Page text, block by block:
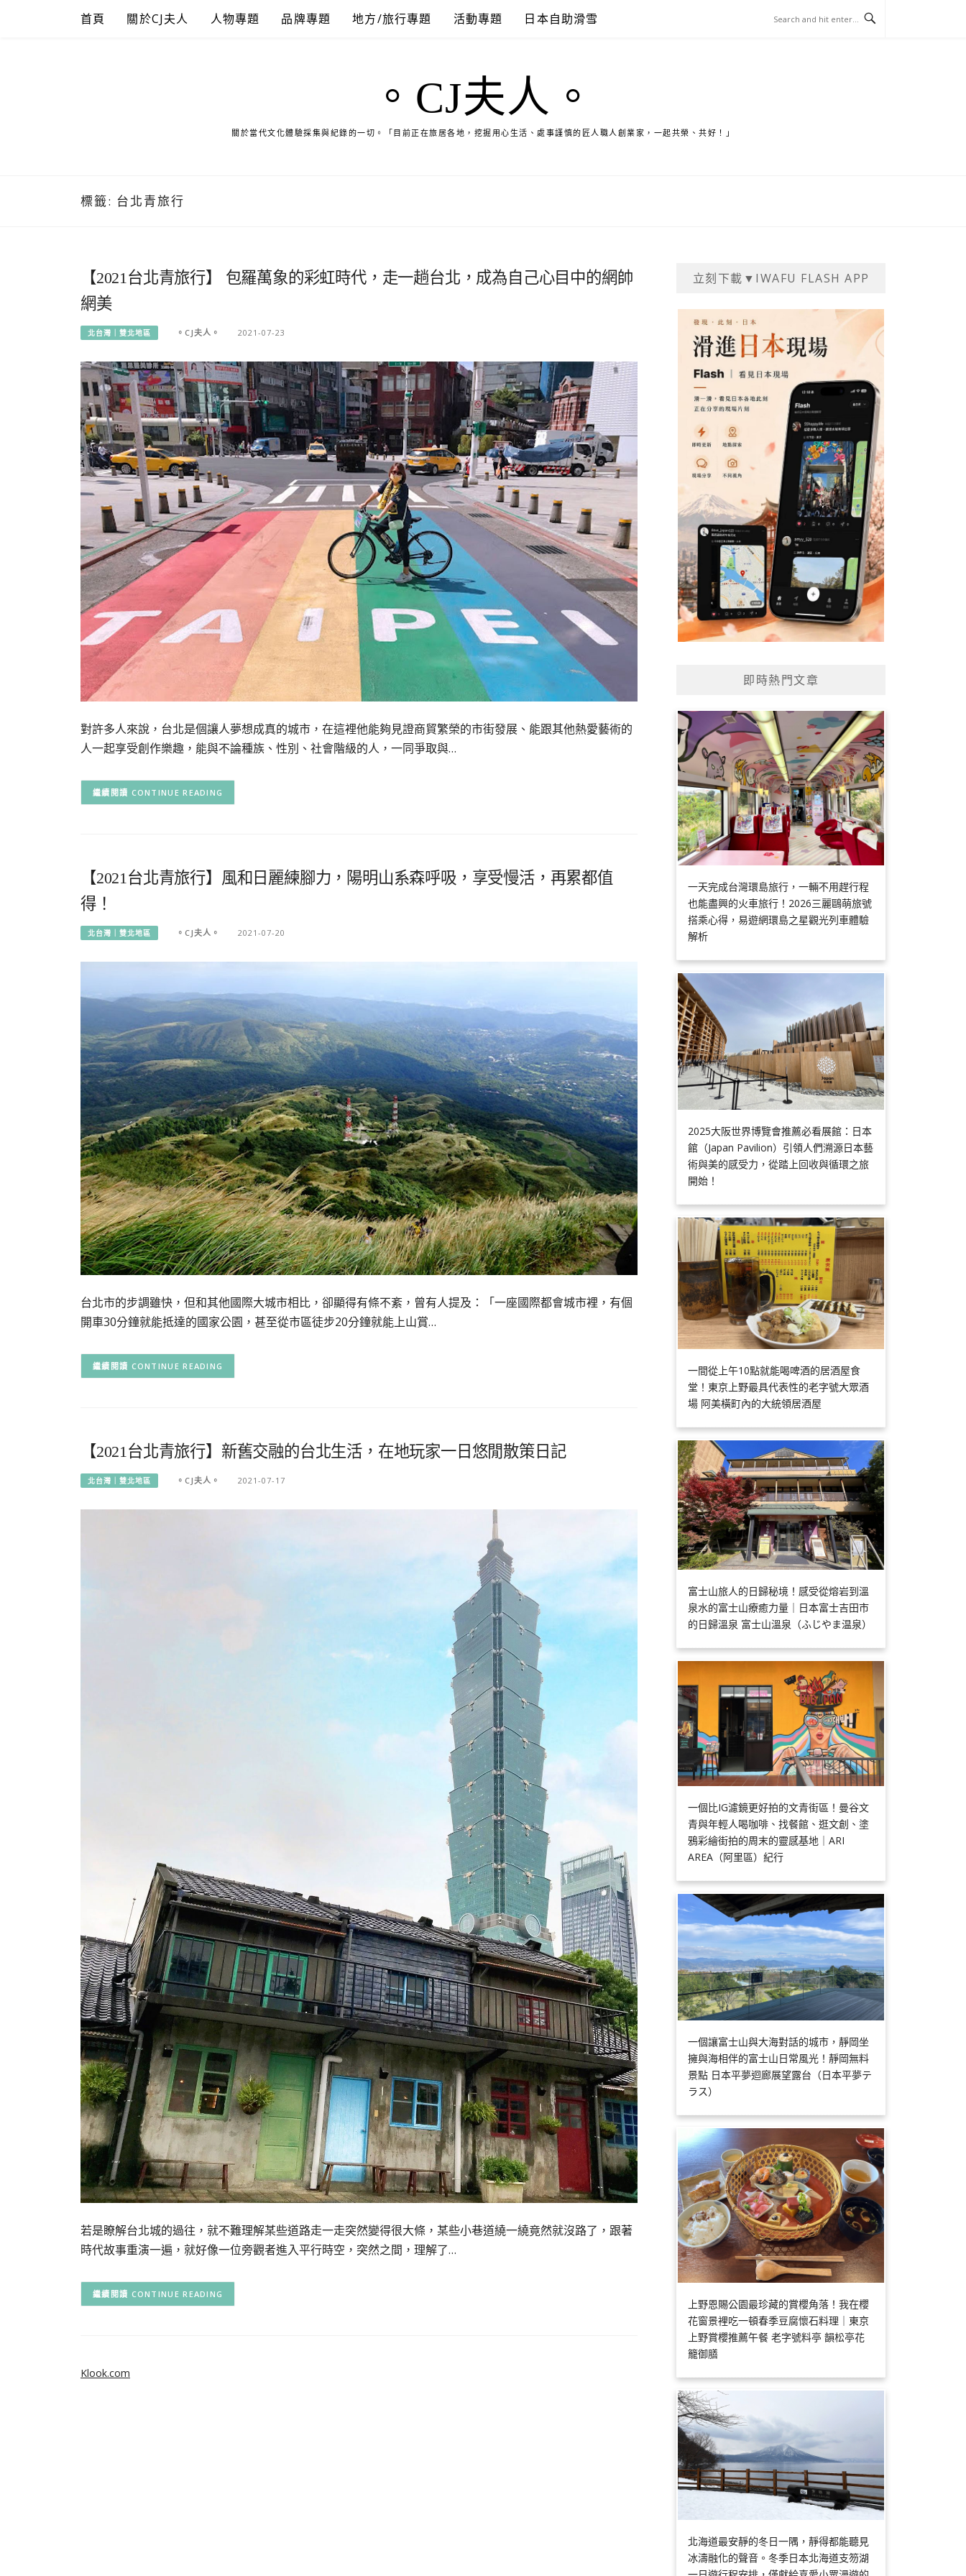
首頁 關於CJ夫人 人物專題 品牌專題 地方/旅行專題 活動專題 日本自助滑雪
。CJ夫人。
關於當代文化體驗採集與紀錄的一切。「目前正在旅居各地，挖掘用心生活、處事謹慎的匠人職人創業家，一起共榮、共好！」
標籤: 台北青旅行
【2021台北青旅行】 包羅萬象的彩虹時代，走一趟台北，成為自己心目中的網帥
網美
北台灣｜雙北地區 。CJ夫人。 2021-07-23
對許多人來說，台北是個讓人夢想成真的城市，在這裡他能夠見證商貿繁榮的市街發展、能跟其他熱愛藝術的
人一起享受創作樂趣，能與不論種族、性別、社會階級的人，一同爭取與…
CONTINUE READING
【2021台北青旅行】風和日麗練腳力，陽明山系森呼吸，享受慢活，再累都值
得！
北台灣｜雙北地區 。CJ夫人。 2021-07-20
台北市的步調雖快，但和其他國際大城市相比，卻顯得有條不紊，曾有人提及：「一座國際都會城市裡，有個
開車30分鐘就能抵達的國家公園，甚至從市區徒步20分鐘就能上山賞…
CONTINUE READING
【2021台北青旅行】新舊交融的台北生活，在地玩家一日悠閒散策日記
北台灣｜雙北地區 。CJ夫人。 2021-07-17
若是瞭解台北城的過往，就不難理解某些道路走一走突然變得很大條，某些小巷道繞一繞竟然就沒路了，跟著
時代故事重演一遍，就好像一位旁觀者進入平行時空，突然之間，理解了…
CONTINUE READING
立刻下載▼IWAFU FLASH APP
即時熱門文章
一天完成台灣環島旅行，一輛不用趕行程
也能盡興的火車旅行！2026三麗鷗萌旅號
搭乘心得，易遊網環島之星觀光列車體驗
解析
2025大阪世界博覽會推薦必看展館：日本
館（Japan Pavilion）引領人們溯源日本藝
術與美的感受力，從踏上回收與循環之旅
開始！
一間從上午10點就能喝啤酒的居酒屋食
堂！東京上野最具代表性的老字號大眾酒
場 阿美橫町內的大統領居酒屋
富士山旅人的日歸秘境！感受從熔岩到溫
泉水的富士山療癒力量｜日本富士吉田市
的日歸溫泉 富士山溫泉（ふじやま温泉）
一個比IG濾鏡更好拍的文青街區！曼谷文
青與年輕人喝咖啡、找餐館、逛文創、塗
鴉彩繪街拍的周末的靈感基地｜ARI
AREA（阿里區）紀行
一個讓富士山與大海對話的城市，靜岡坐
擁與海相伴的富士山日常風光！靜岡無料
景點 日本平夢迴廊展望露台（日本平夢テ
ラス）
上野恩賜公園最珍藏的賞櫻角落！我在櫻
花窗景裡吃一頓春季豆腐懷石料理｜東京
上野賞櫻推薦午餐 老字號料亭 韻松亭花
籠御膳
北海道最安靜的冬日一隅，靜得都能聽見
冰濤融化的聲音。冬季日本北海道支笏湖
Klook.com